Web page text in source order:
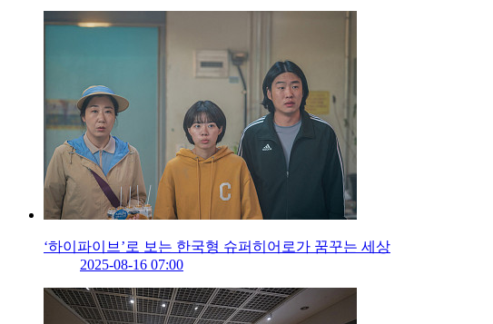
‘하이파이브’로 보는 한국형 슈퍼히어로가 꿈꾸는 세상
2025-08-16 07:00